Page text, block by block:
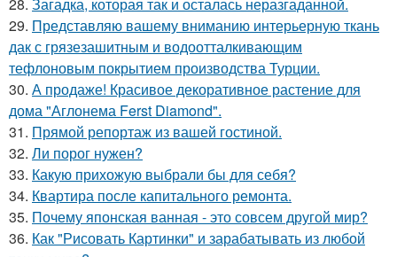
29. Представляю вашему вниманию интерьерную ткань
дак с грязезашитным и водоотталкивающим
тефлоновым покрытием производства Турции.
30. А продаже! Красивое декоративное растение для
дома "Аглонема Ferst Diamond".
31. Прямой репортаж из вашей гостиной.
32. Ли порог нужен?
33. Какую прихожую выбрали бы для себя?
34. Квартира после капитального ремонта.
35. Почему японская ванная - это совсем другой мир?
36. Как "Рисовать Картинки" и зарабатывать из любой